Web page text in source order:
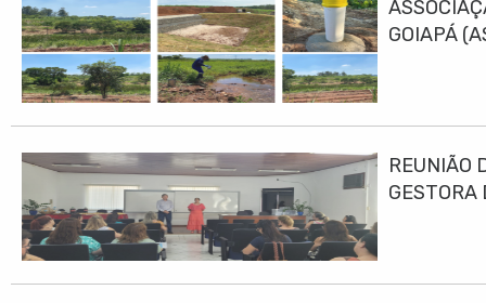
GOIAPÁ
REUNIÃO
GESTORA